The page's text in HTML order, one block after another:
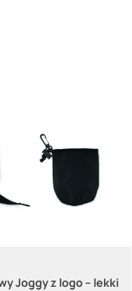
Joggy z logo – lekki